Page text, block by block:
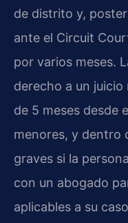
de distrito y,
ante el Circuit
por varios meses.
derecho a un
de 5 meses desde
menores, y dentro
graves si la
con un abogado
aplicables a su